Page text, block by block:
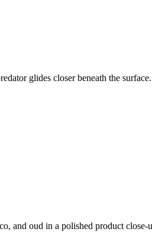
glides closer beneath the surface.
and oud in a polished product close-